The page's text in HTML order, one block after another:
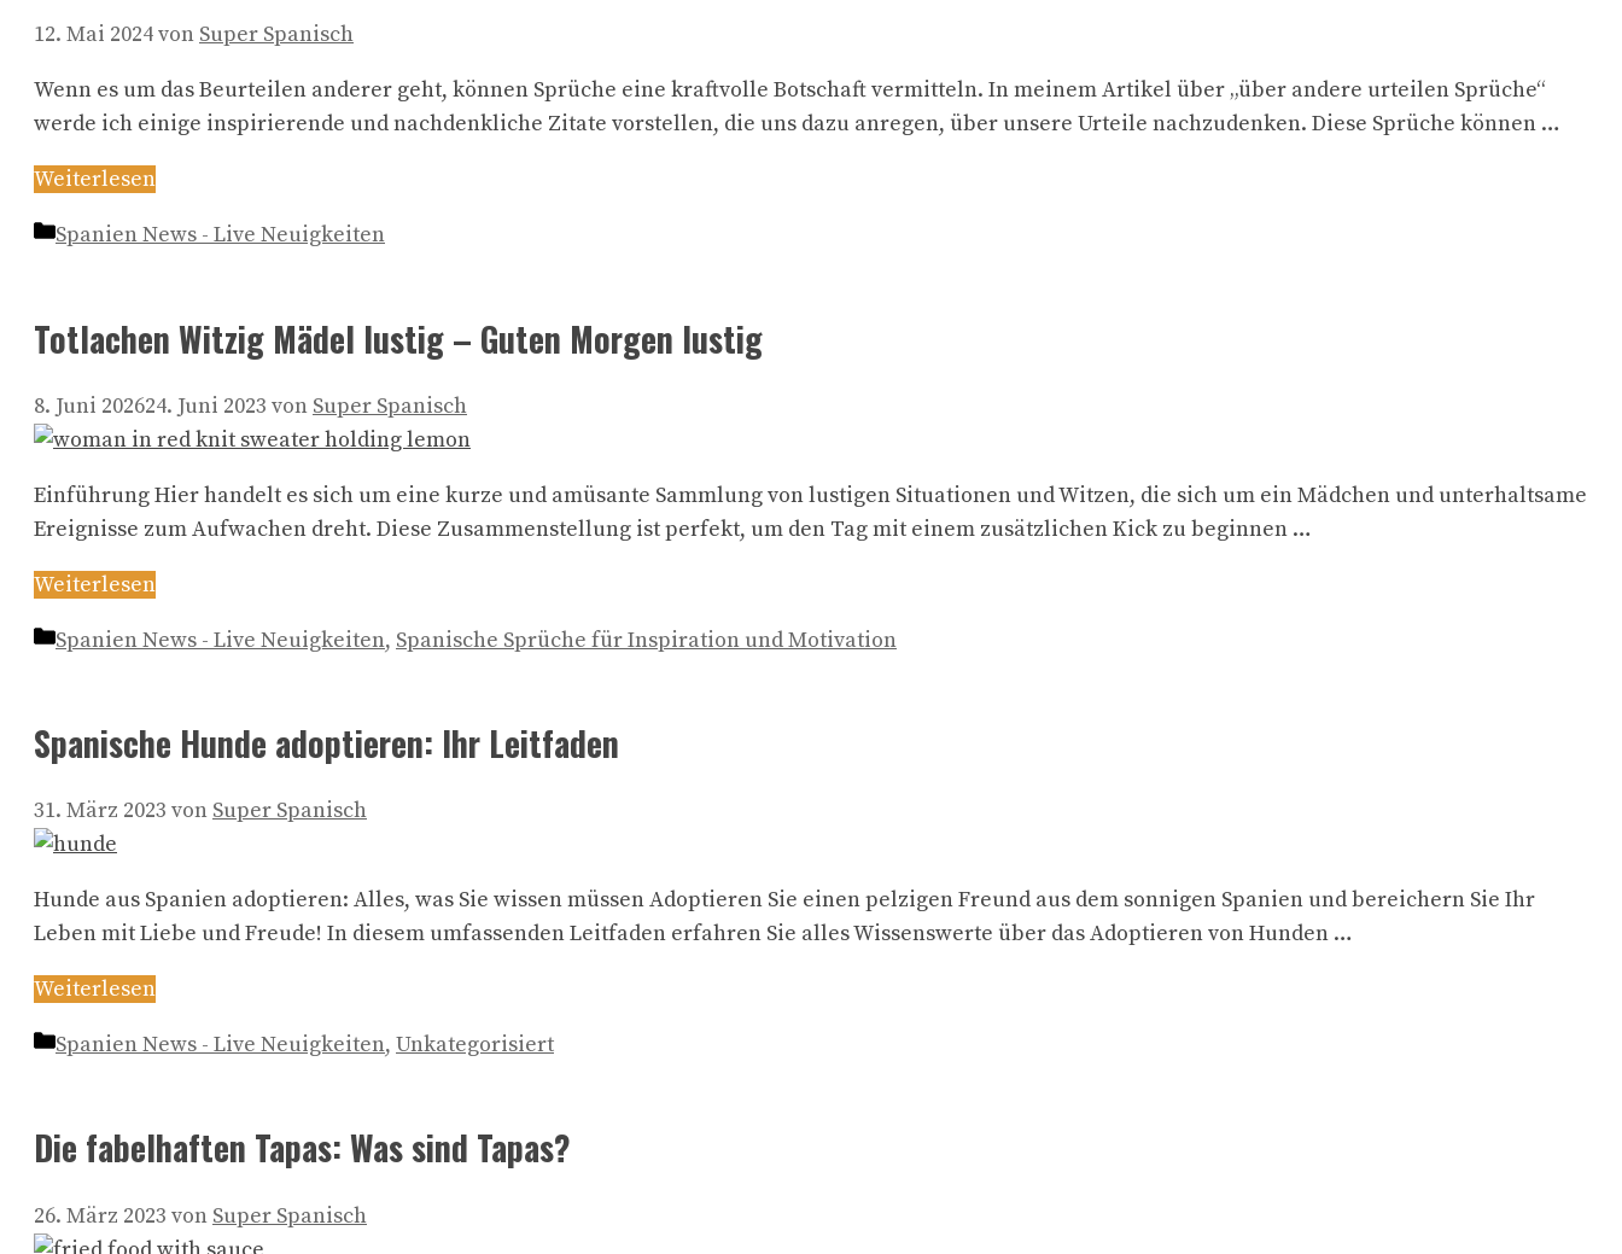
12. Mai 2024von Super Spanisch
Wenn es um das Beurteilen anderer geht, können Sprüche eine kraftvolle Botschaft vermitteln. In meinem Artikel über „über andere urteilen Sprüche“
werde ich einige inspirierende und nachdenkliche Zitate vorstellen, die uns dazu anregen, über unsere Urteile nachzudenken. Diese Sprüche können …
Weiterlesen
Kategorien
Spanien News - Live Neuigkeiten
Totlachen Witzig Mädel lustig – Guten Morgen lustig
8. Juni 202624. Juni 2023 von Super Spanisch
Einführung Hier handelt es sich um eine kurze und amüsante Sammlung von lustigen Situationen und Witzen, die sich um ein Mädchen und unterhaltsame
Ereignisse zum Aufwachen dreht. Diese Zusammenstellung ist perfekt, um den Tag mit einem zusätzlichen Kick zu beginnen …
Weiterlesen
Kategorien
Spanien News - Live Neuigkeiten, Spanische Sprüche für Inspiration und Motivation
Spanische Hunde adoptieren: Ihr Leitfaden
31. März 2023 von Super Spanisch
Hunde aus Spanien adoptieren: Alles, was Sie wissen müssen Adoptieren Sie einen pelzigen Freund aus dem sonnigen Spanien und bereichern Sie Ihr
Leben mit Liebe und Freude! In diesem umfassenden Leitfaden erfahren Sie alles Wissenswerte über das Adoptieren von Hunden …
Weiterlesen
Kategorien
Spanien News - Live Neuigkeiten, Unkategorisiert
Die fabelhaften Tapas: Was sind Tapas?
26. März 2023 von Super Spanisch